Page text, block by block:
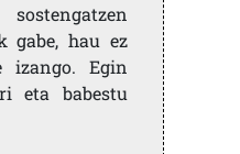
gabe, hau ez
izango. Egin
eta babestu